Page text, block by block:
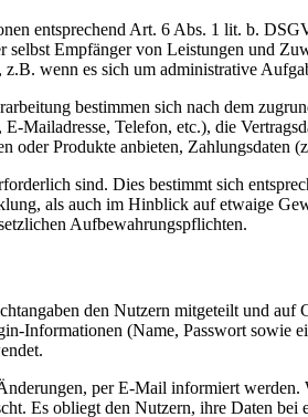
entsprechend Art. 6 Abs. 1 lit. b.
Empfänger von Leistungen und
wenn es sich um administrative
bestimmen sich nach dem
Mailadresse, Telefon, etc.), die
Produkte anbieten, Zahlungsdaten
sind. Dies bestimmt sich
als auch im Hinblick auf etwaige
Aufbewahrungspflichten.
den Nutzern mitgeteilt und
Informationen (Name, Passwort sowie
per E-Mail informiert
Es obliegt den Nutzern, ihre Daten